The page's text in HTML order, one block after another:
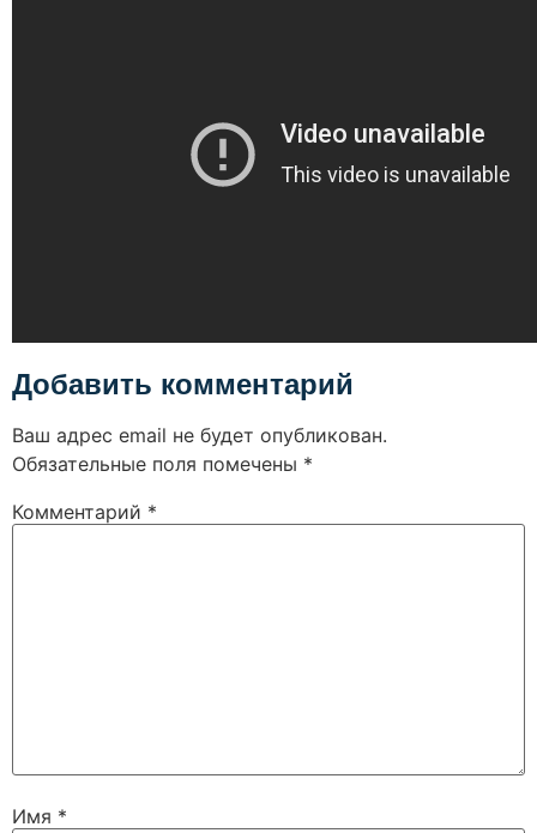
Добавить комментарий
Ваш адрес email не будет опубликован.
Обязательные поля помечены *
Комментарий *
Имя *